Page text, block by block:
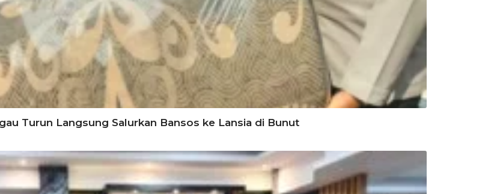
Turun Langsung Salurkan Bansos ke Lansia di Bunut